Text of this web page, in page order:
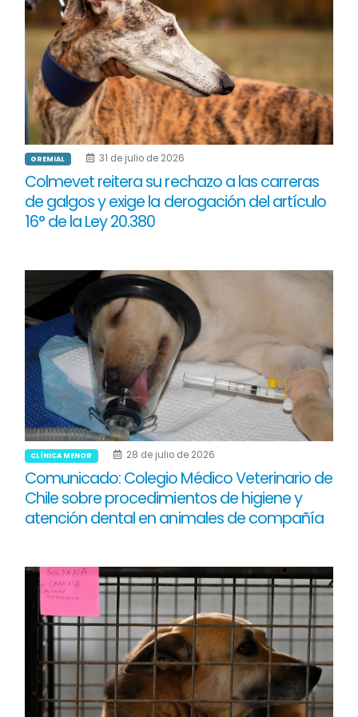
GREMIAL 31 de julio de 2026
Colmevet reitera su rechazo a las carreras
de galgos y exige la derogación del artículo
16° de la Ley 20.380
CLÍNICA MENOR 28 de julio de 2026
Comunicado: Colegio Médico Veterinario de
Chile sobre procedimientos de higiene y
atención dental en animales de compañía